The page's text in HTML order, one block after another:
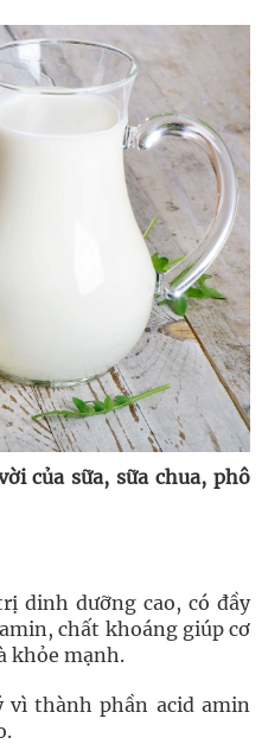
của sữa, sữa chua, phô
dinh dưỡng cao, có đầy
chất khoáng giúp cơ
khỏe mạnh.
vì thành phần acid amin